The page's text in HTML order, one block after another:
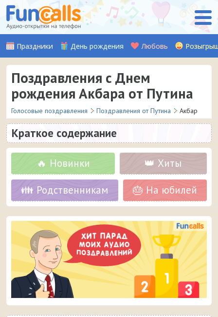
Праздники День рождения Любовь
Поздравления с Днем
рождения Акбара от Путина
Голосовые поздравления Поздравления от Путина Акбар
Краткое содержание
🔥 Новинки 👑 Хиты
👪 Родственникам 🎂 На юбилей